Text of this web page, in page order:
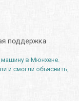
поддержка
в Мюнхене.
и смогли объяснить,